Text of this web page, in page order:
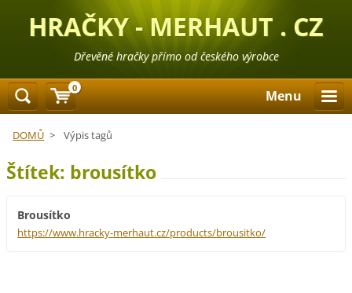
HRAČKY - MERHAUT . CZ
Dřevěné hračky přímo od českého výrobce
Menu
DOMŮ > Výpis tagů
Štítek: brousítko
Brousítko
https://www.hracky-merhaut.cz/products/brousitko/
0